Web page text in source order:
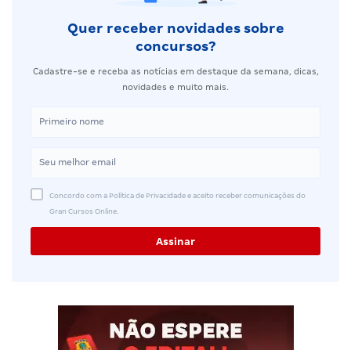
Quer receber novidades sobre
concursos?
Cadastre-se e receba as notícias em destaque da semana, dicas,
novidades e muito mais.
Concordo com a Política de Privacidade e aceito receber comunicações do
Gran Cursos Online.